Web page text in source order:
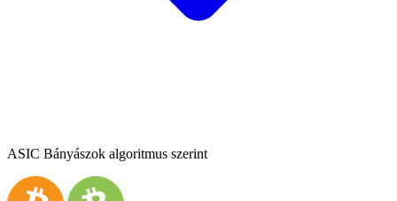
ASIC Bányászok algoritmus szerint